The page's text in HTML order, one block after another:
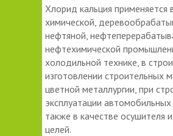
Хлорид кальция применяется
химической,
нефтяной,
нефтехимической
холодильной технике, в
изготовлении строительных
цветной металлургии, при
эксплуатации
также в качестве осушителя
целей.